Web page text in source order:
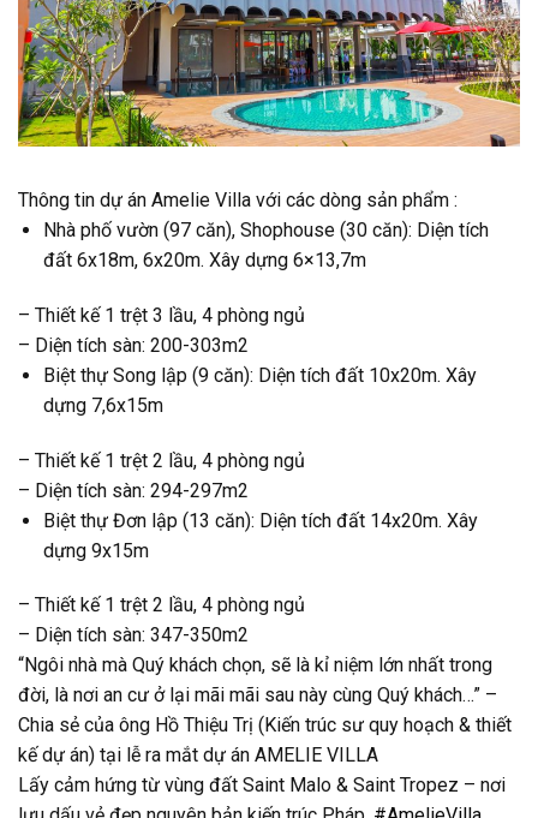
Thông tin dự án Amelie Villa với các dòng sản phẩm :
Nhà phố vườn (97 căn), Shophouse (30 căn): Diện tích
đất 6x18m, 6x20m. Xây dựng 6×13,7m
– Thiết kế 1 trệt 3 lầu, 4 phòng ngủ
– Diện tích sàn: 200-303m2
Biệt thự Song lập (9 căn): Diện tích đất 10x20m. Xây
dựng 7,6x15m
– Thiết kế 1 trệt 2 lầu, 4 phòng ngủ
– Diện tích sàn: 294-297m2
Biệt thự Đơn lập (13 căn): Diện tích đất 14x20m. Xây
dựng 9x15m
– Thiết kế 1 trệt 2 lầu, 4 phòng ngủ
– Diện tích sàn: 347-350m2
“Ngôi nhà mà Quý khách chọn, sẽ là kỉ niệm lớn nhất trong
đời, là nơi an cư ở lại mãi mãi sau này cùng Quý khách…” –
Chia sẻ của ông Hồ Thiệu Trị (Kiến trúc sư quy hoạch & thiết
kế dự án) tại lễ ra mắt dự án AMELIE VILLA
Lấy cảm hứng từ vùng đất Saint Malo & Saint Tropez – nơi